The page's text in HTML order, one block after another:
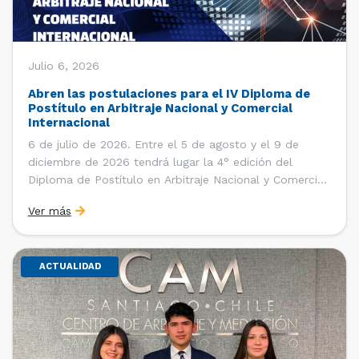
Julio 6, 2026
Abren las postulaciones para el IV Diploma de
Postítulo en Arbitraje Nacional y Comercial
Internacional
6 de julio de 2026. Entre el 5 de agosto y el 9 de
diciembre de 2026 tendrá lugar la 4° edición del
Diploma de Postítulo en Arbitraje Nacional y Comercial
Derecho Internacional de la Facultad de Derecho de la
Universidad de Chile y […]
Ver más
ACTUALIDAD